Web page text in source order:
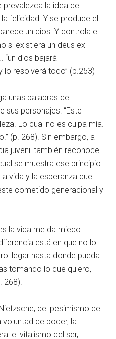
prevalezca la idea de
felicidad. Y se produce el
un dios. Y controla el
si existiera un deus ex
“un dios bajará
lo resolverá todo” (p.253)
unas palabras de
sus personajes: “Este
Lo cual no es culpa mía.
(p. 268). Sin embargo, a
juvenil también reconoce
se muestra ese principio
vida y la esperanza que
cometido generacional y
la vida me da miedo.
está en que no lo
llegar hasta donde pueda
tomando lo que quiero,
268).
del pesimismo de
voluntad de poder, la
el vitalismo del ser,